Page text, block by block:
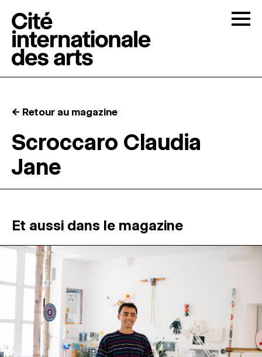
RÉSIDENCES
MAGAZINE
ESPACES DE PRATIQUE ARTISTIQUE
Recherche
← Retour au magazine
Scroccaro Claudia
Jane
Et aussi dans le magazine